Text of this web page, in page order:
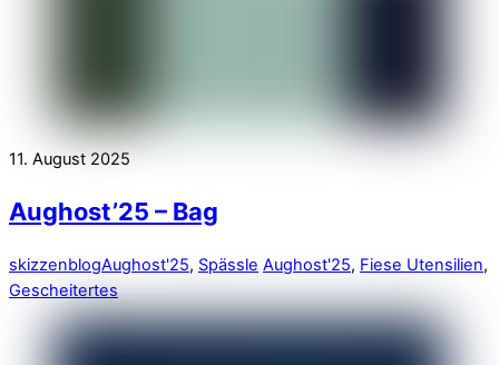
11. August 2025
Aughost’25 – Bag
skizzenblogAughost'25, Spässle Aughost'25, Fiese Utensilien,
Gescheitertes